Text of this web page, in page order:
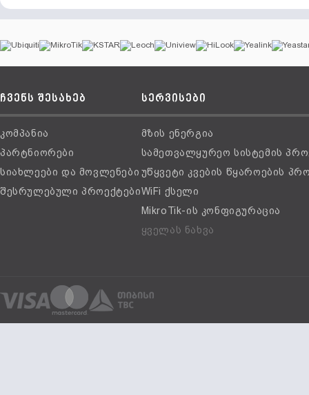
ჩვენს შესახებ
კომპანია
პარტნიორები
სიახლეები და მოვლენები
შესრულებული პროექტები
სერვისები
მზის ენერგია
სამეთვალყურეო სისტემის
უწყვეტი კვების წყაროების
WiFi ქსელი
MikroTik-ის კონფიგურაცია
ყველას ნახვა